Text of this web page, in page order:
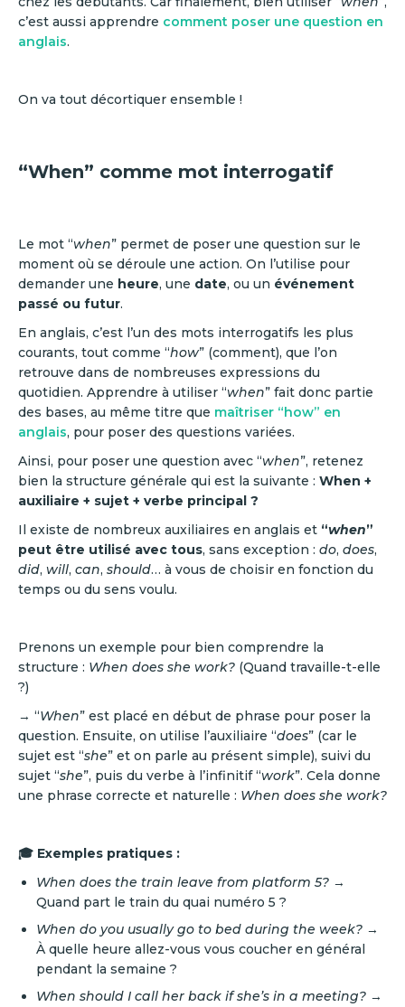
c’est aussi apprendre comment poser une question en
anglais.
On va tout décortiquer ensemble !
“When” comme mot interrogatif
Le mot “when” permet de poser une question sur le
moment où se déroule une action. On l’utilise pour
demander une heure, une date, ou un événement
passé ou futur.
En anglais, c’est l’un des mots interrogatifs les plus
courants, tout comme “how” (comment), que l’on
retrouve dans de nombreuses expressions du
quotidien. Apprendre à utiliser “when” fait donc partie
des bases, au même titre que maîtriser “how” en
anglais, pour poser des questions variées.
Ainsi, pour poser une question avec “when”, retenez
bien la structure générale qui est la suivante : When +
auxiliaire + sujet + verbe principal ?
Il existe de nombreux auxiliaires en anglais et “when”
peut être utilisé avec tous, sans exception : do, does,
did, will, can, should… à vous de choisir en fonction du
temps ou du sens voulu.
Prenons un exemple pour bien comprendre la
structure : When does she work? (Quand travaille-t-elle
?)
→ “When” est placé en début de phrase pour poser la
question. Ensuite, on utilise l’auxiliaire “does” (car le
sujet est “she” et on parle au présent simple), suivi du
sujet “she”, puis du verbe à l’infinitif “work”. Cela donne
une phrase correcte et naturelle : When does she work?
🎓 Exemples pratiques :
When does the train leave from platform 5? →
Quand part le train du quai numéro 5 ?
When do you usually go to bed during the week? →
À quelle heure allez-vous vous coucher en général
pendant la semaine ?
When should I call her back if she’s in a meeting? →